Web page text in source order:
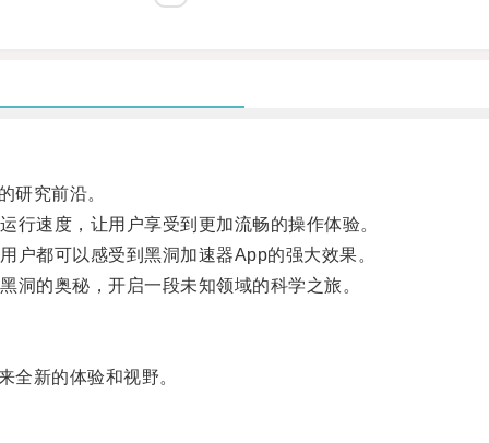
究前沿。
速度，让用户享受到更加流畅的操作体验。
都可以感受到黑洞加速器App的强大效果。
的奥秘，开启一段未知领域的科学之旅。
新的体验和视野。